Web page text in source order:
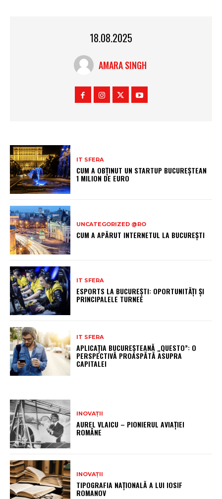
18.08.2025
AMARA SINGH
IT SFERA
CUM A OBȚINUT UN STARTUP BUCUREȘTEAN
1 MILION DE EURO
UNCATEGORIZED @RO
CUM A APĂRUT INTERNETUL LA BUCUREȘTI
IT SFERA
ESPORTS LA BUCUREȘTI: OPORTUNITĂȚI ȘI
PRINCIPALELE TURNEE
IT SFERA
APLICAȚIA BUCUREȘTEANĂ „QUESTO”: O
PERSPECTIVĂ PROASPĂTĂ ASUPRA
CAPITALEI
INOVAȚII
AUREL VLAICU – PIONIERUL AVIAȚIEI
ROMÂNE
INOVAȚII
TIPOGRAFIA NAȚIONALĂ A LUI IOSIF
ROMANOV